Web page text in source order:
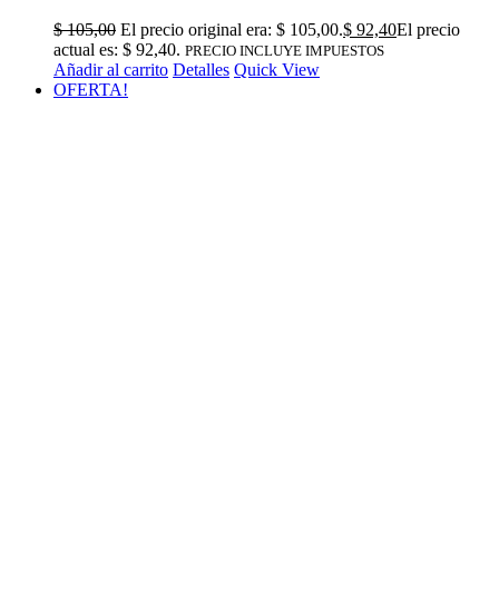
$105,00 El precio original era: $ 105,00.$ 92,40El precio
actual es: $ 92,40. PRECIO INCLUYE IMPUESTOS
Añadir al carrito Detalles Quick View
OFERTA!